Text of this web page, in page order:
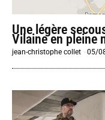
Une légère
Vilaine en pleine
jean-christophe collet -05/